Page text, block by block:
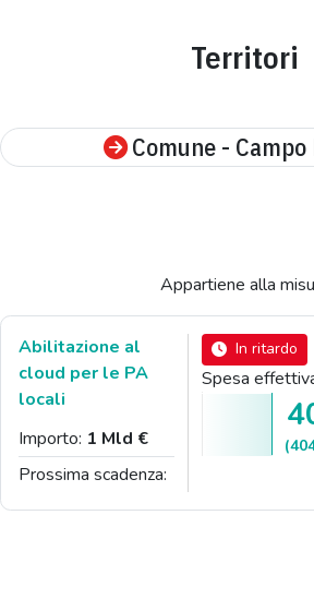
Territori
Comune -
Appartiene alla
Abilitazione al
cloud per le PA
locali
Importo: 1 Mld €
Prossima scadenza:
In ritardo
Spesa